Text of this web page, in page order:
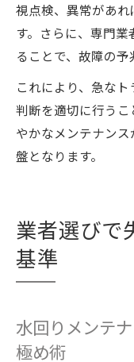
視点検、異常があ
す。さらに、専門
ることで、故障の予
これにより、急な
判断を適切に行う
やかなメンテナン
盤となります。
業者選びで
基準
水回りメンテ
極め術